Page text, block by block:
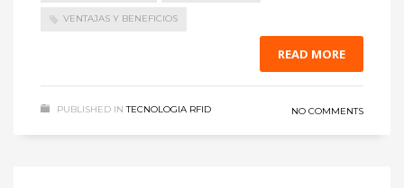
VENTAJAS Y BENEFICIOS
READ MORE
PUBLISHED IN TECNOLOGIA RFID NO COMMENTS